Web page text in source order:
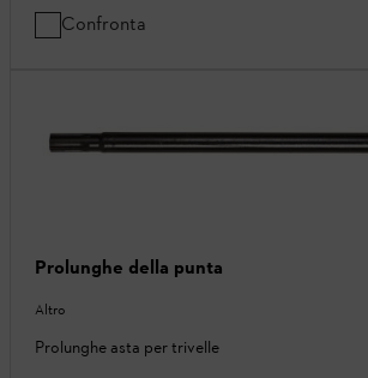
Confronta
Prolunghe della punta
Altro
Prolunghe asta per trivelle